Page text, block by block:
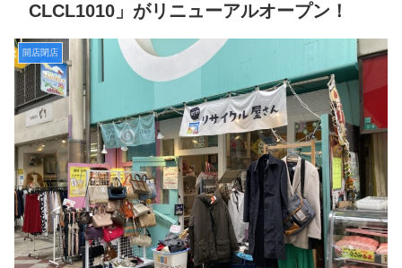
CLCL1010」がリニューアルオープン！
開店閉店